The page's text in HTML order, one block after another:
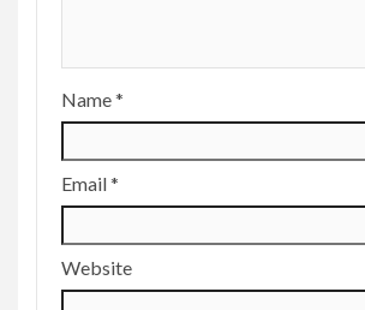
Name*
Email*
Website